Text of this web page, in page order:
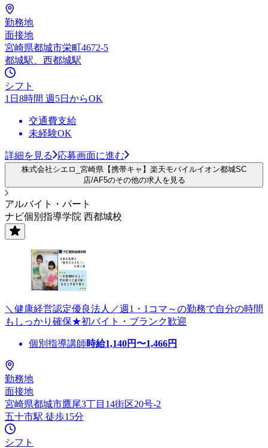
勤務地
面接地
宮崎県都城市栄町4672-5
都城駅、西都城駅
シフト
1日8時間 週5日からOK
交通費支給
未経験OK
詳細を見る 応募画面に進む
株式会社シエロ_宮崎県【携帯キャ】楽天モバイルイオン都城SC
店/AF5のその他の求人を見る
アルバイト・パート
ナビ個別指導学院 西都城校
＼健康経営認定優良法人／週1・1コマ～の勤務で自分の時間
もしっかり確保★初バイト・ブランク歓迎
個別指導講師時給1,140円〜1,466円
勤務地
面接地
宮崎県都城市鷹尾3丁目14街区20号-2
五十市駅 徒歩15分
シフト